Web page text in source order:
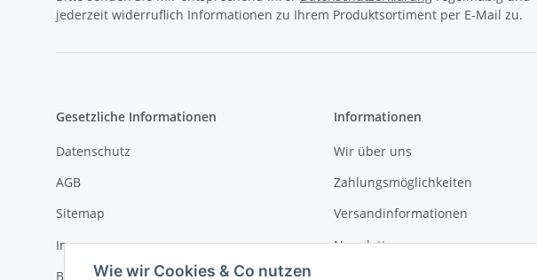
Wie wir Cookies & Co nutzen
jederzeit widerruflich Informationen zu Ihrem Produktsortiment per E-Mail zu.
Gesetzliche Informationen
Datenschutz
AGB
Sitemap
Impressum
Batteriegesetzhinweise
Informationen
Wir über uns
Zahlungsmöglichkeiten
Versandinformationen
Newsletter